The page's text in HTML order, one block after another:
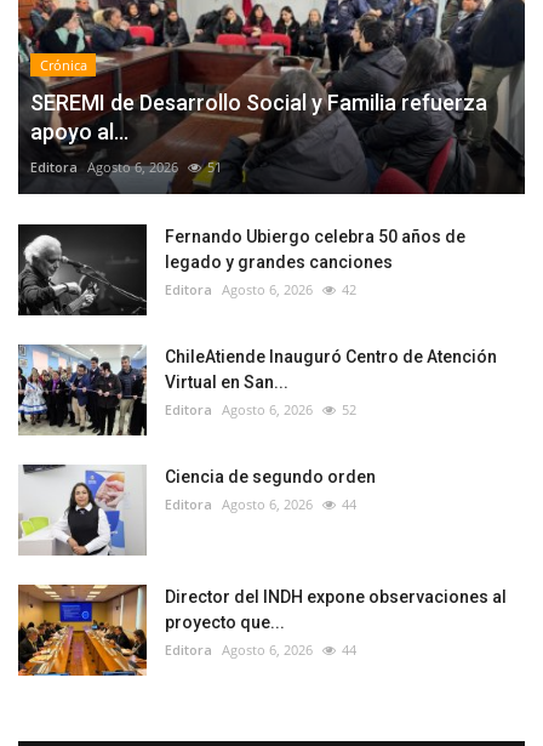
Crónica
SEREMI de Desarrollo Social y Familia refuerza
apoyo al...
Editora Agosto 6, 2026 51
Fernando Ubiergo celebra 50 años de
legado y grandes canciones
Editora Agosto 6, 2026 42
ChileAtiende Inauguró Centro de Atención
Virtual en San...
Editora Agosto 6, 2026 52
Ciencia de segundo orden
Editora Agosto 6, 2026 44
Director del INDH expone observaciones al
proyecto que...
Editora Agosto 6, 2026 44